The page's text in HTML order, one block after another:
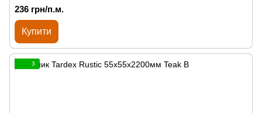
236 грн/п.м.
Купити
3